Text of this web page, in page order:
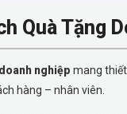
Quà Tặng
nghiệp mang
hàng – nhân viên.